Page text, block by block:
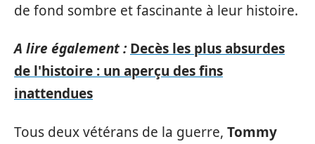
de fond sombre et fascinante à leur histoire.
A lire également : Decès les plus absurdes
de l'histoire : un aperçu des fins
inattendues
Tous deux vétérans de la guerre, Tommy